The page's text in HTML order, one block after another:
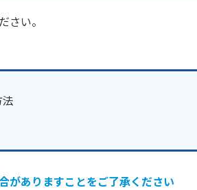
さい。
がありますことをご了承ください